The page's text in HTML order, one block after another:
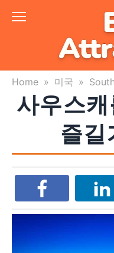
Skip
Home » 미국 »
사우스
즐길